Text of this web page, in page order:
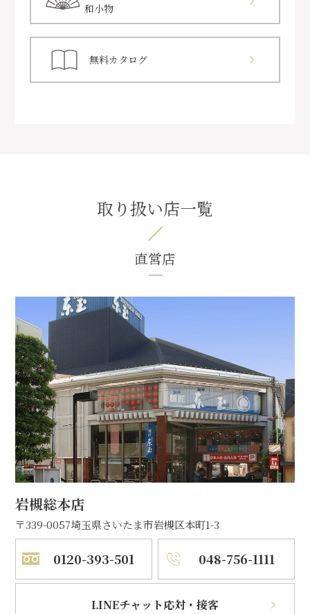
和小物
無料カタログ
取り扱い店一覧
直営店
岩槻総本店
〒339-0057埼玉県さいたま市岩槻区本町1-3
0120-393-501 048-756-1111
LINEチャット応対・接客